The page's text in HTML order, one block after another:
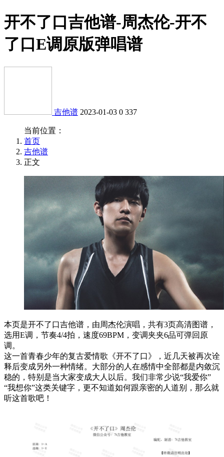
开不了口吉他谱-周杰伦-开不
了口E调原版弹唱谱
吉他谱 2023-01-03 0 337
当前位置：
首页
吉他谱
正文
本页是开不了口吉他谱，由周杰伦演唱，共有3页高清图谱，
选用E调，节奏4/4拍，速度69BPM，变调夹夹6品可弹回原
调。
这一首青春少年的复古爱情歌《开不了口》，近几天被再次诠
释后变成另外一种情绪。大部分的人在感情中全部都是内敛沉
稳的，特别是当大家变成大人以后。我们非常少说“我爱你”
“我想你”这类关键字，更不知道如何跟亲密的人道别，那么就
听这首歌吧！